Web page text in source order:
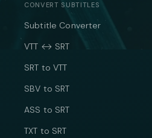
CONVERT SUBTITLES
Subtitle Converter
VTT ↔ SRT
SRT to VTT
SBV to SRT
ASS to SRT
TXT to SRT